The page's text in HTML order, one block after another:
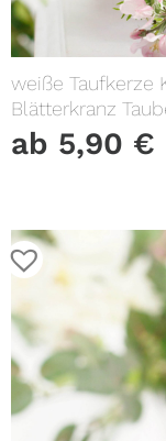
weiße Taufkerze
Blätterkranz
ab 5,90 €